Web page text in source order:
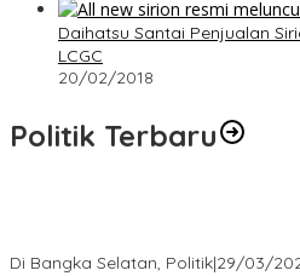
Daihatsu Santai Penjualan
LCGC
20/02/2018
Politik Terbaru
Di Bangka Selatan, Politik|29/03/